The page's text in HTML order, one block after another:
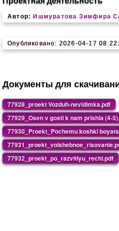
Автор: Ишмуратова Зимфира
Опубликовано: 2026-04-17
Документы для
77928_proekt Vozduh-nevidimka.pdf
77929_Osen v gosti k nam prishla (4-
77930_Proekt_Pochemu koshki
77932_proekt_po_razvitiyu_rechi.pdf